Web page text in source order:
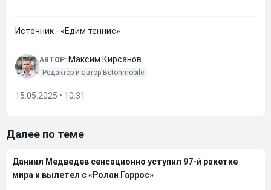
Источник - «Едим теннис»
АВТОР: Максим Кирсанов
Редактор и автор Betonmobile
15.05.2025 • 10:31
Далее по теме
Даниил Медведев сенсационно уступил 97-й ракетке
мира и вылетел с «Ролан Гаррос»